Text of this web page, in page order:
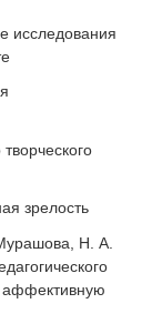
исследования
зрелость
Н. А.
аффективную